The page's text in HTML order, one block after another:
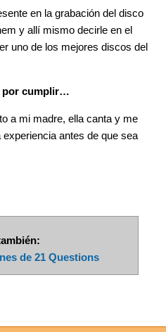
en la grabación del disco
y allí mismo decirle en el
uno de los mejores discos del
por cumplir…
a mi madre, ella canta y me
antes de que sea
de 21 Questions